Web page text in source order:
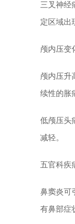
三叉神经
定区域出
颅内压变
颅内压升
续性的胀
低颅压头
减轻。
五官科疾
鼻窦炎可
有鼻部症